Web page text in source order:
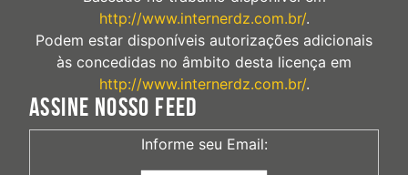
http://www.internerdz.com.br/.
Podem estar disponíveis autorizações adicionais
às concedidas no âmbito desta licença em
http://www.internerdz.com.br/.
ASSINE NOSSO FEED
Informe seu Email: